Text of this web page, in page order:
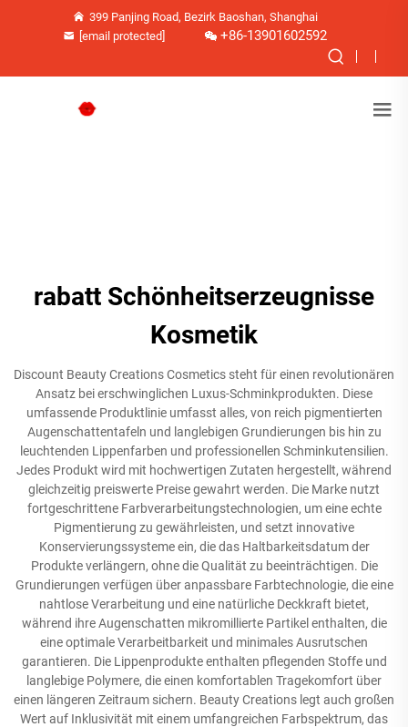
399 Panjing Road, Bezirk Baoshan, Shanghai
[email protected]
+86-13901602592
rabatt Schönheitserzeugnisse
Kosmetik
Discount Beauty Creations Cosmetics steht für einen revolutionären
Ansatz bei erschwinglichen Luxus-Schminkprodukten. Diese
umfassende Produktlinie umfasst alles, von reich pigmentierten
Augenschattentafeln und langlebigen Grundierungen bis hin zu
leuchtenden Lippenfarben und professionellen Schminkutensilien.
Jedes Produkt wird mit hochwertigen Zutaten hergestellt, während
gleichzeitig preiswerte Preise gewahrt werden. Die Marke nutzt
fortgeschrittene Farbverarbeitungstechnologien, um eine echte
Pigmentierung zu gewährleisten, und setzt innovative
Konservierungssysteme ein, die das Haltbarkeitsdatum der
Produkte verlängern, ohne die Qualität zu beeinträchtigen. Die
Grundierungen verfügen über anpassbare Farbtechnologie, die eine
nahtlose Verarbeitung und eine natürliche Deckkraft bietet,
während ihre Augenschatten mikromillierte Partikel enthalten, die
eine optimale Verarbeitbarkeit und minimales Ausrutschen
garantieren. Die Lippenprodukte enthalten pflegenden Stoffe und
langlebige Polymere, die einen komfortablen Tragekomfort über
einen längeren Zeitraum sichern. Beauty Creations legt auch großen
Wert auf Inklusivität mit einem umfangreichen Farbspektrum, das